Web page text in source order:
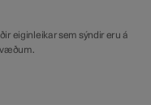
eiginleikar sem sýndir eru á